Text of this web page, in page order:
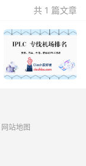
共 1 篇文章
网站地图